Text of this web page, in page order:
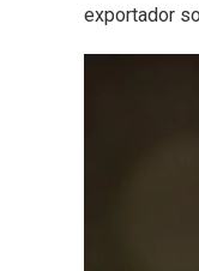
exportador